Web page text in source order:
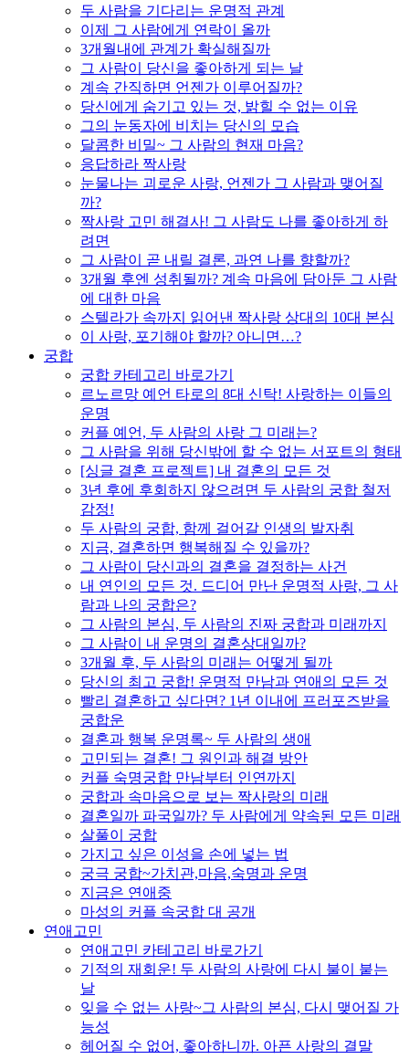
두 사람을 기다리는 운명적 관계
이제 그 사람에게 연락이 올까
3개월내에 관계가 확실해질까
그 사람이 당신을 좋아하게 되는 날
계속 간직하면 언젠가 이루어질까?
당신에게 숨기고 있는 것, 밝힐 수 없는 이유
그의 눈동자에 비치는 당신의 모습
달콤한 비밀~ 그 사람의 현재 마음?
응답하라 짝사랑
눈물나는 괴로운 사랑, 언젠가 그 사람과 맺어질
까?
짝사랑 고민 해결사! 그 사람도 나를 좋아하게 하
려면
그 사람이 곧 내릴 결론, 과연 나를 향할까?
3개월 후엔 성취될까? 계속 마음에 담아둔 그 사람
에 대한 마음
스텔라가 속까지 읽어낸 짝사랑 상대의 10대 본심
이 사랑, 포기해야 할까? 아니면…?
궁합
궁합 카테고리 바로가기
르노르망 예언 타로의 8대 신탁! 사랑하는 이들의
운명
커플 예언, 두 사람의 사랑 그 미래는?
그 사람을 위해 당신밖에 할 수 없는 서포트의 형태
[싱글 결혼 프로젝트] 내 결혼의 모든 것
3년 후에 후회하지 않으려면 두 사람의 궁합 철저
감정!
두 사람의 궁합, 함께 걸어갈 인생의 발자취
지금, 결혼하면 행복해질 수 있을까?
그 사람이 당신과의 결혼을 결정하는 사건
내 연인의 모든 것. 드디어 만난 운명적 사랑, 그 사
람과 나의 궁합은?
그 사람의 본심, 두 사람의 진짜 궁합과 미래까지
그 사람이 내 운명의 결혼상대일까?
3개월 후, 두 사람의 미래는 어떻게 될까
당신의 최고 궁합! 운명적 만남과 연애의 모든 것
빨리 결혼하고 싶다면? 1년 이내에 프러포즈받을
궁합운
결혼과 행복 운명록~ 두 사람의 생애
고민되는 결혼! 그 원인과 해결 방안
커플 숙명궁합 만남부터 인연까지
궁합과 속마음으로 보는 짝사랑의 미래
결혼일까 파국일까? 두 사람에게 약속된 모든 미래
살풀이 궁합
가지고 싶은 이성을 손에 넣는 법
궁극 궁합~가치관,마음,숙명과 운명
지금은 연애중
마성의 커플 속궁합 대 공개
연애고민
연애고민 카테고리 바로가기
기적의 재회운! 두 사람의 사랑에 다시 불이 붙는
날
잊을 수 없는 사랑~그 사람의 본심, 다시 맺어질 가
능성
헤어질 수 없어, 좋아하니까. 아픈 사랑의 결말